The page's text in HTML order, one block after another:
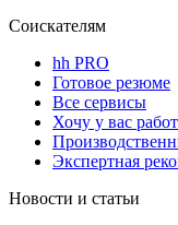
Соискателям
hh PRO
Готовое резюме
Все сервисы
Хочу у вас
Экспертная
Новости и статьи